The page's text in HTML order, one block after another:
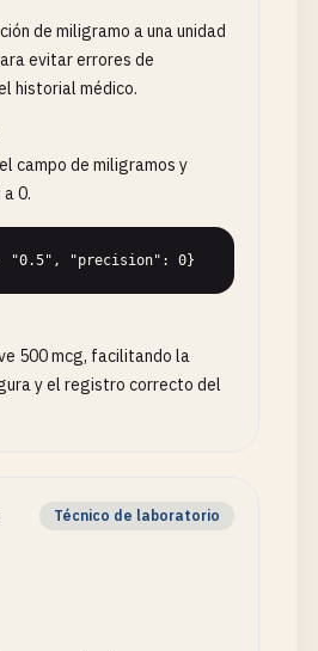
de miligramo a una unidad
evitar errores de
historial médico.
campo de miligramos y
0.
"0.5", "precision": 0}
500 mcg, facilitando la
y el registro correcto del
Técnico de laboratorio